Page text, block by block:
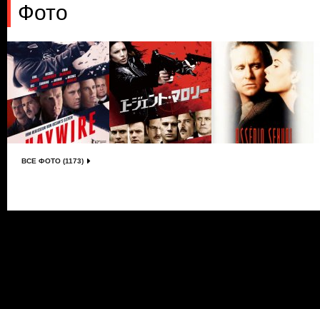
Фото
ВСЕ ФОТО (1173)